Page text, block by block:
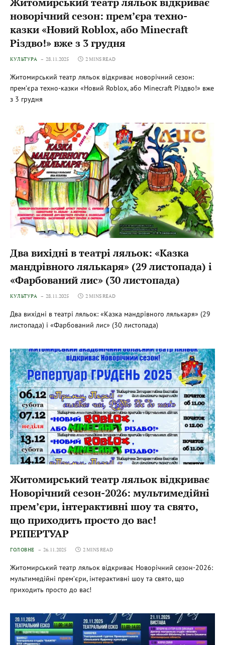
новорічний сезон: прем’єра техно-
казки «Новий Roblоx, або Minecraft
Різдво!» вже з 3 грудня
КУЛЬТУРА 28.11.2025 2 MINS READ
Житомирський театр ляльок відкриває новорічний сезон:
прем’єра техно-казки «Новий Roblоx, або Minecraft Різдво!» вже
з 3 грудня
Два вихідні в театрі ляльок: «Казка
мандрівного лялькаря» (29 листопада) і
«Фарбований лис» (30 листопада)
КУЛЬТУРА 28.11.2025 2 MINS READ
Два вихідні в театрі ляльок: «Казка мандрівного лялькаря» (29
листопада) і «Фарбований лис» (30 листопада)
Житомирський театр ляльок відкриває
Новорічний сезон-2026: мультимедійні
прем’єри, інтерактивні шоу та свято,
що приходить просто до вас!
РЕПЕРТУАР
ГОЛОВНЕ 26.11.2025 2 MINS READ
Житомирський театр ляльок відкриває Новорічний сезон-2026:
мультимедійні прем’єри, інтерактивні шоу та свято, що
приходить просто до вас!